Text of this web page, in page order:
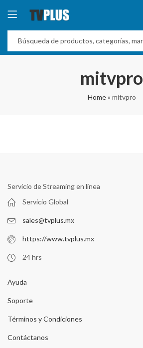
mitvpro
Home» mitvpro
Servicio de Streaming en línea
Servicio Global
sales@tvplus.mx
https://www.tvplus.mx
24 hrs
Ayuda
Soporte
Términos y Condiciones
Contáctanos